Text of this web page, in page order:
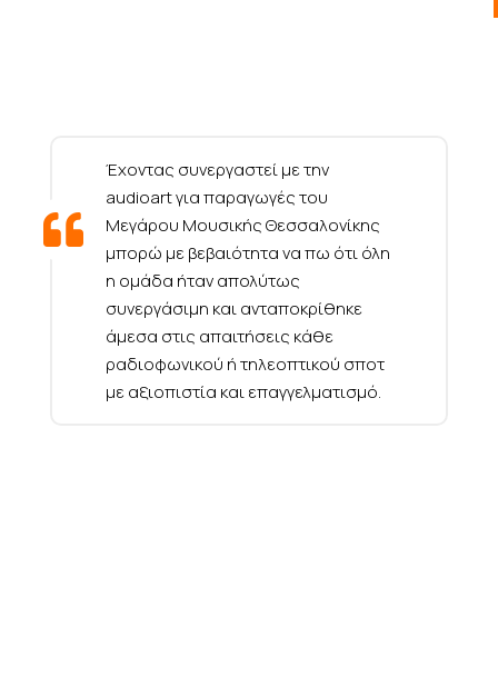
Έχοντας συνεργαστεί με την
audioart για παραγωγές του
Μεγάρου Μουσικής Θεσσαλονίκης
μπορώ με βεβαιότητα να πω ότι όλη
η ομάδα ήταν απολύτως
συνεργάσιμη και ανταποκρίθηκε
άμεσα στις απαιτήσεις κάθε
ραδιοφωνικού ή τηλεοπτικού σποτ
με αξιοπιστία και επαγγελματισμό.